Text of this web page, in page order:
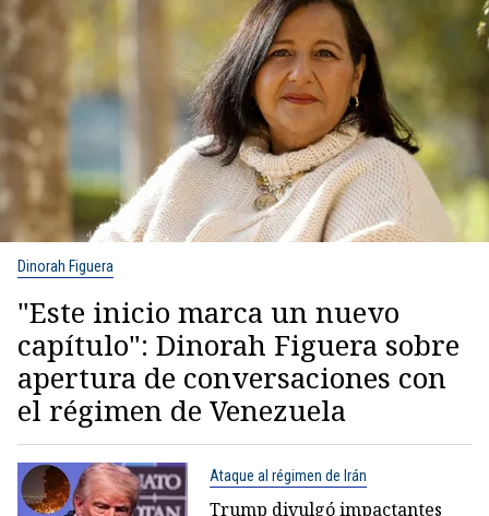
Dinorah Figuera
"Este inicio marca un nuevo
capítulo": Dinorah Figuera sobre
apertura de conversaciones con
el régimen de Venezuela
Ataque al régimen de Irán
Trump divulgó impactantes